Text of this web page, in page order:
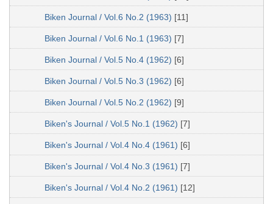
Biken Journal / Vol.6 No.2 (1963) [11]
Biken Journal / Vol.6 No.1 (1963) [7]
Biken Journal / Vol.5 No.4 (1962) [6]
Biken Journal / Vol.5 No.3 (1962) [6]
Biken Journal / Vol.5 No.2 (1962) [9]
Biken's Journal / Vol.5 No.1 (1962) [7]
Biken's Journal / Vol.4 No.4 (1961) [6]
Biken's Journal / Vol.4 No.3 (1961) [7]
Biken's Journal / Vol.4 No.2 (1961) [12]